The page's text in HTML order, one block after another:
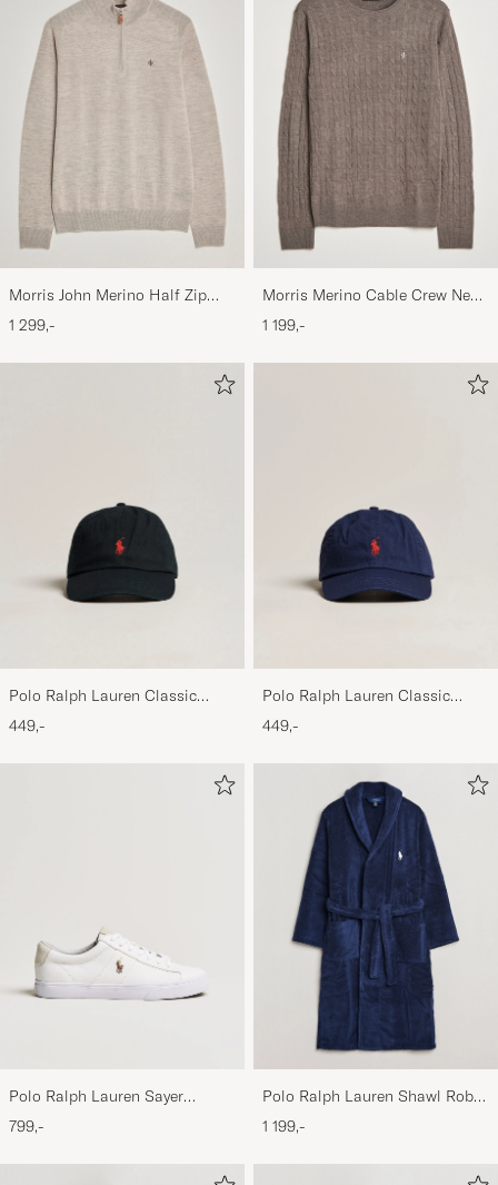
Morris John Merino Half Zip
Khaki
1 299,-
Morris Merino Cable Crew Neck
Light Brown
1 199,-
Polo Ralph Lauren Classic
Sports Cap Black
449,-
Polo Ralph Lauren Classic
Sports Cap Relay Blue
449,-
Polo Ralph Lauren Sayer
Canvas Sneakers White
799,-
Polo Ralph Lauren Shawl Robe
Navy
1 199,-